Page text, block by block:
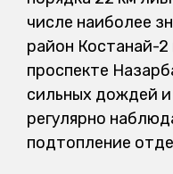
числе наиболее
район Костанай-
проспекте
сильных дождей
регулярно
подтопление